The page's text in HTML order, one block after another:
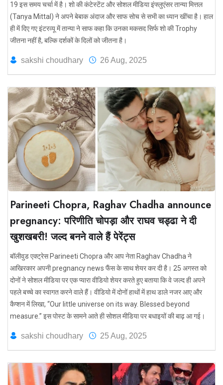
19 इस समय चर्चा में है। शो की कंटेस्टेंट और सोशल मीडिया इंफ्लुएंसर तान्या मित्तल
(Tanya Mittal) ने अपने बेबाक अंदाज और साफ सोच से सभी का ध्यान खींचा है। हाल
ही में दिए गए इंटरव्यू में तान्या ने साफ कहा कि उनका मकसद सिर्फ शो की Trophy
जीतना नहीं है, बल्कि दर्शकों के दिलों को जीतना है।
sakshi choudhary 26 Aug, 2025
Parineeti Chopra, Raghav Chadha announce
pregnancy: परिणीति चोपड़ा और राघव चड्ढा ने दी
खुशखबरी! जल्द बनने वाले हैं पेरेंट्स
बॉलीवुड एक्ट्रेस Parineeti Chopra और आप नेता Raghav Chadha ने
आखिरकार अपनी pregnancy news फैंस के साथ शेयर कर दी है। 25 अगस्त को
दोनों ने सोशल मीडिया पर एक प्यारा वीडियो शेयर करते हुए बताया कि वे जल्द ही अपने
पहले बच्चे का स्वागत करने वाले हैं। वीडियो में दोनों हाथों में हाथ डाले नजर आए और
कैप्शन में लिखा, “Our little universe on its way. Blessed beyond
measure.” इस पोस्ट के सामने आते ही सोशल मीडिया पर बधाइयों की बाढ़ आ गई।
sakshi choudhary 25 Aug, 2025